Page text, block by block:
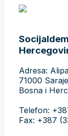
Adresa:
71000
Bosna i
Telefon:
Fax: +387